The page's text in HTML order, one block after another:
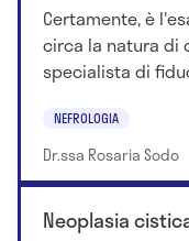
Certamente, è
circa la natura di
specialista di
NEFROLOGIA
Dr.ssa Rosaria Sodo
Neoplasia